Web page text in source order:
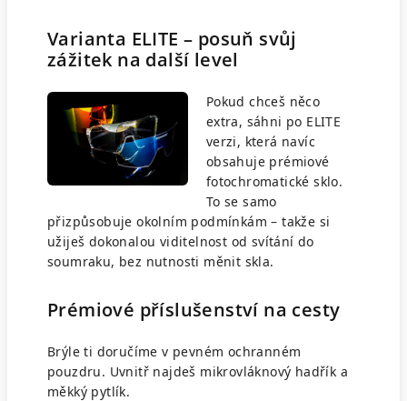
Varianta ELITE – posuň svůj
zážitek na další level
Pokud chceš něco
extra, sáhni po ELITE
verzi, která navíc
obsahuje prémiové
fotochromatické sklo.
To se samo
přizpůsobuje okolním podmínkám – takže si
užiješ dokonalou viditelnost od svítání do
soumraku, bez nutnosti měnit skla.
Prémiové příslušenství na cesty
Brýle ti doručíme v pevném ochranném
pouzdru. Uvnitř najdeš mikrovláknový hadřík a
měkký pytlík.